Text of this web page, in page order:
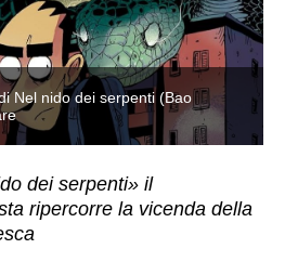
Nel nido dei serpenti (Bao
dei serpenti» il
ripercorre la vicenda della